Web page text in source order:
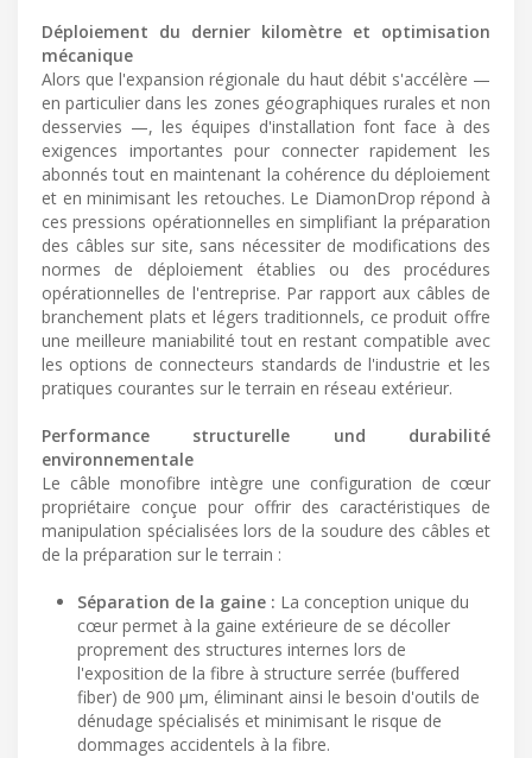
Déploiement du dernier kilomètre et optimisation
mécanique
Alors que l'expansion régionale du haut débit s'accélère —
en particulier dans les zones géographiques rurales et non
desservies —, les équipes d'installation font face à des
exigences importantes pour connecter rapidement les
abonnés tout en maintenant la cohérence du déploiement
et en minimisant les retouches. Le DiamonDrop répond à
ces pressions opérationnelles en simplifiant la préparation
des câbles sur site, sans nécessiter de modifications des
normes de déploiement établies ou des procédures
opérationnelles de l'entreprise. Par rapport aux câbles de
branchement plats et légers traditionnels, ce produit offre
une meilleure maniabilité tout en restant compatible avec
les options de connecteurs standards de l'industrie et les
pratiques courantes sur le terrain en réseau extérieur.
Performance structurelle und durabilité
environnementale
Le câble monofibre intègre une configuration de cœur
propriétaire conçue pour offrir des caractéristiques de
manipulation spécialisées lors de la soudure des câbles et
de la préparation sur le terrain :
Séparation de la gaine : La conception unique du
cœur permet à la gaine extérieure de se décoller
proprement des structures internes lors de
l'exposition de la fibre à structure serrée (buffered
fiber) de 900 µm, éliminant ainsi le besoin d'outils de
dénudage spécialisés et minimisant le risque de
dommages accidentels à la fibre.